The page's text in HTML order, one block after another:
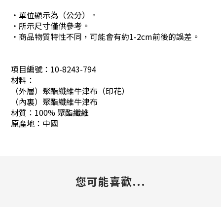
・單位顯示為（公分）。
・所示尺寸僅供參考。
・商品物質特性不同，可能會有約1-2cm前後的誤差。
項目編號： 10-8243-794
材料：
（外層）聚酯纖維牛津布（印花）
（內裏）聚酯纖維牛津布
材質：100% 聚酯纖維
原產地： 中國
您可能喜歡...